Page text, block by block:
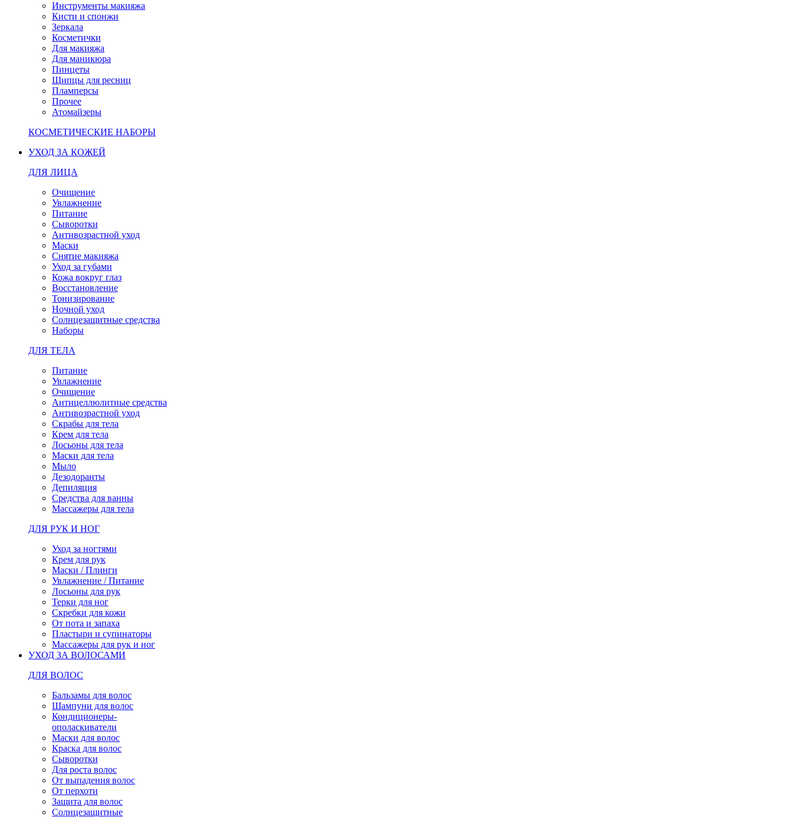
Инструменты макияжа
Кисти и спонжи
Зеркала
Косметички
Для макияжа
Для маникюра
Пинцеты
Щипцы для ресниц
Пламперсы
Прочее
Атомайзеры
КОСМЕТИЧЕСКИЕ НАБОРЫ
УХОД ЗА КОЖЕЙ
ДЛЯ ЛИЦА
Очищение
Увлажнение
Питание
Сыворотки
Антивозрастной уход
Маски
Снятие макияжа
Уход за губами
Кожа вокруг глаз
Восстановление
Тонизирование
Ночной уход
Солнцезащитные средства
Наборы
ДЛЯ ТЕЛА
Питание
Увлажнение
Очищение
Антицеллюлитные средства
Антивозрастной уход
Скрабы для тела
Крем для тела
Лосьоны для тела
Маски для тела
Мыло
Дезодоранты
Депиляция
Средства для ванны
Массажеры для тела
ДЛЯ РУК И НОГ
Уход за ногтями
Крем для рук
Маски / Плинги
Увлажнение / Питание
Лосьоны для рук
Терки для ног
Скребки для кожи
От пота и запаха
Пластыри и супинаторы
Массажеры для рук и ног
УХОД ЗА ВОЛОСАМИ
ДЛЯ ВОЛОС
Бальзамы для волос
Шампуни для волос
Кондиционеры-
ополаскиватели
Маски для волос
Краска для волос
Сыворотки
Для роста волос
От выпадения волос
От перхоти
Защита для волос
Солнцезащитные